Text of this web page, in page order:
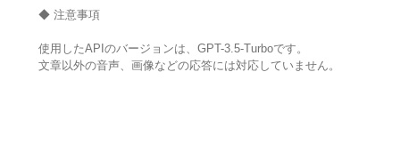
◆ 注意事項
使用したAPIのバージョンは、GPT-3.5-Turboです。
文章以外の音声、画像などの応答には対応していません。